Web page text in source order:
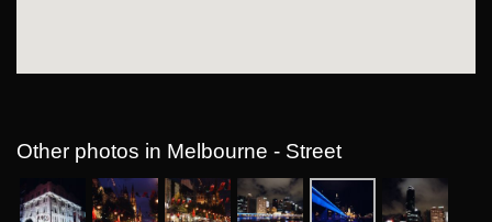
Other photos in Melbourne - Street